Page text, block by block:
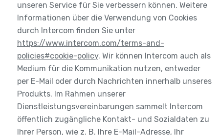
unseren Service für Sie verbessern können. Weitere
Informationen über die Verwendung von Cookies
durch Intercom finden Sie unter
https://www.intercom.com/terms-and-
policies#cookie-policy. Wir können Intercom auch als
Medium für die Kommunikation nutzen, entweder
per E-Mail oder durch Nachrichten innerhalb unseres
Produkts. Im Rahmen unserer
Dienstleistungsvereinbarungen sammelt Intercom
öffentlich zugängliche Kontakt- und Sozialdaten zu
Ihrer Person, wie z. B. Ihre E-Mail-Adresse, Ihr